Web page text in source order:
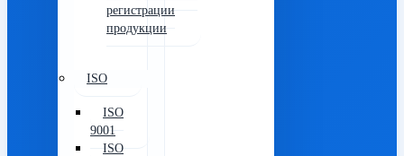
регистрации
продукции
ISO
ISO
9001
ISO